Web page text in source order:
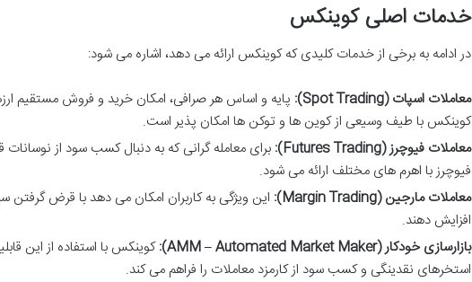
خدمات اصلی کوینکس
در ادامه به برخی از خدمات کلیدی که کوینکس ارائه می دهد، اشاره می شود:
معاملات اسپات (Spot Trading):
پایه و اساس هر صرافی، امکان خرید و فروش مستقیم
کوینکس با طیف وسیعی از کوین ها و توکن ها امکان پذیر است.
معاملات فیوچرز (Futures Trading):
برای معامله گرانی که به دنبال کسب سود از
فیوچرز با اهرم های مختلف ارائه می شود.
معاملات مارجین (Margin Trading):
این ویژگی به کاربران امکان می دهد با قرض گرفتن
افزایش دهند.
بازارسازی خودکار (AMM – Automated Market Maker):
کوینکس با استفاده از این
استخرهای نقدینگی و کسب سود از کارمزد معاملات را فراهم می کند.